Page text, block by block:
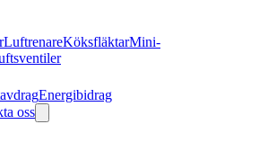
LuftrenareKöksfläktarMini-
Energibidrag
oss